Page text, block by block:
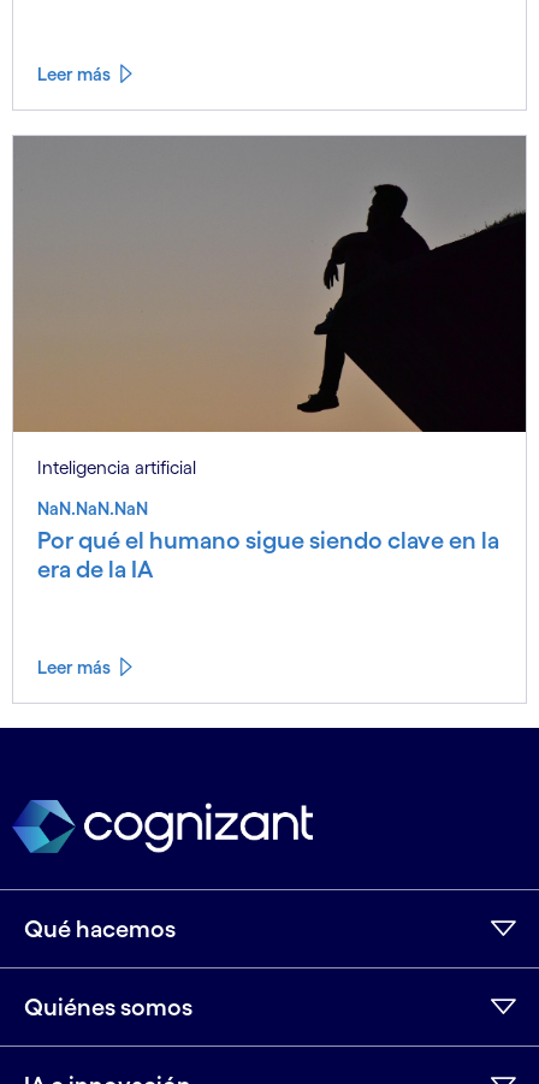
Leer más
Inteligencia artificial
NaN.NaN.NaN
Por qué el humano sigue siendo clave en la
era de la IA
Leer más
Qué hacemos
Quiénes somos